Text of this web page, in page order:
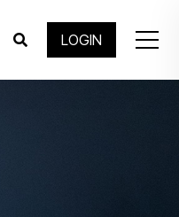
LOGIN